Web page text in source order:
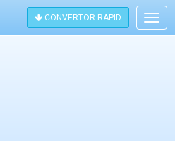
CONVERTOR RAPID